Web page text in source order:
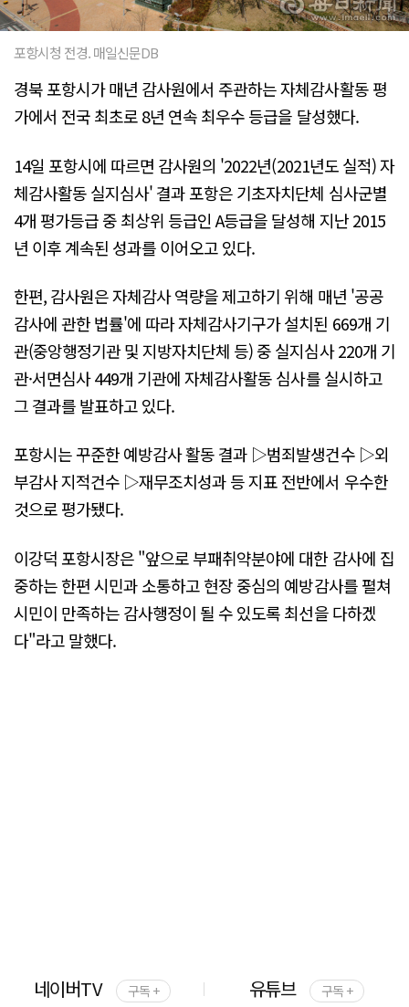
포항시청 전경. 매일신문DB
경북 포항시가 매년 감사원에서 주관하는 자체감사활동 평
가에서 전국 최초로 8년 연속 최우수 등급을 달성했다.
14일 포항시에 따르면 감사원의 '2022년(2021년도 실적) 자
체감사활동 실지심사' 결과 포항은 기초자치단체 심사군별
4개 평가등급 중 최상위 등급인 A등급을 달성해 지난 2015
년 이후 계속된 성과를 이어오고 있다.
한편, 감사원은 자체감사 역량을 제고하기 위해 매년 '공공
감사에 관한 법률'에 따라 자체감사기구가 설치된 669개 기
관(중앙행정기관 및 지방자치단체 등) 중 실지심사 220개 기
관·서면심사 449개 기관에 자체감사활동 심사를 실시하고
그 결과를 발표하고 있다.
포항시는 꾸준한 예방감사 활동 결과 ▷범죄발생건수 ▷외
부감사 지적건수 ▷재무조치성과 등 지표 전반에서 우수한
것으로 평가됐다.
이강덕 포항시장은 "앞으로 부패취약분야에 대한 감사에 집
중하는 한편 시민과 소통하고 현장 중심의 예방감사를 펼쳐
시민이 만족하는 감사행정이 될 수 있도록 최선을 다하겠
다"라고 말했다.
네이버TV 구독 + 유튜브 구독 +